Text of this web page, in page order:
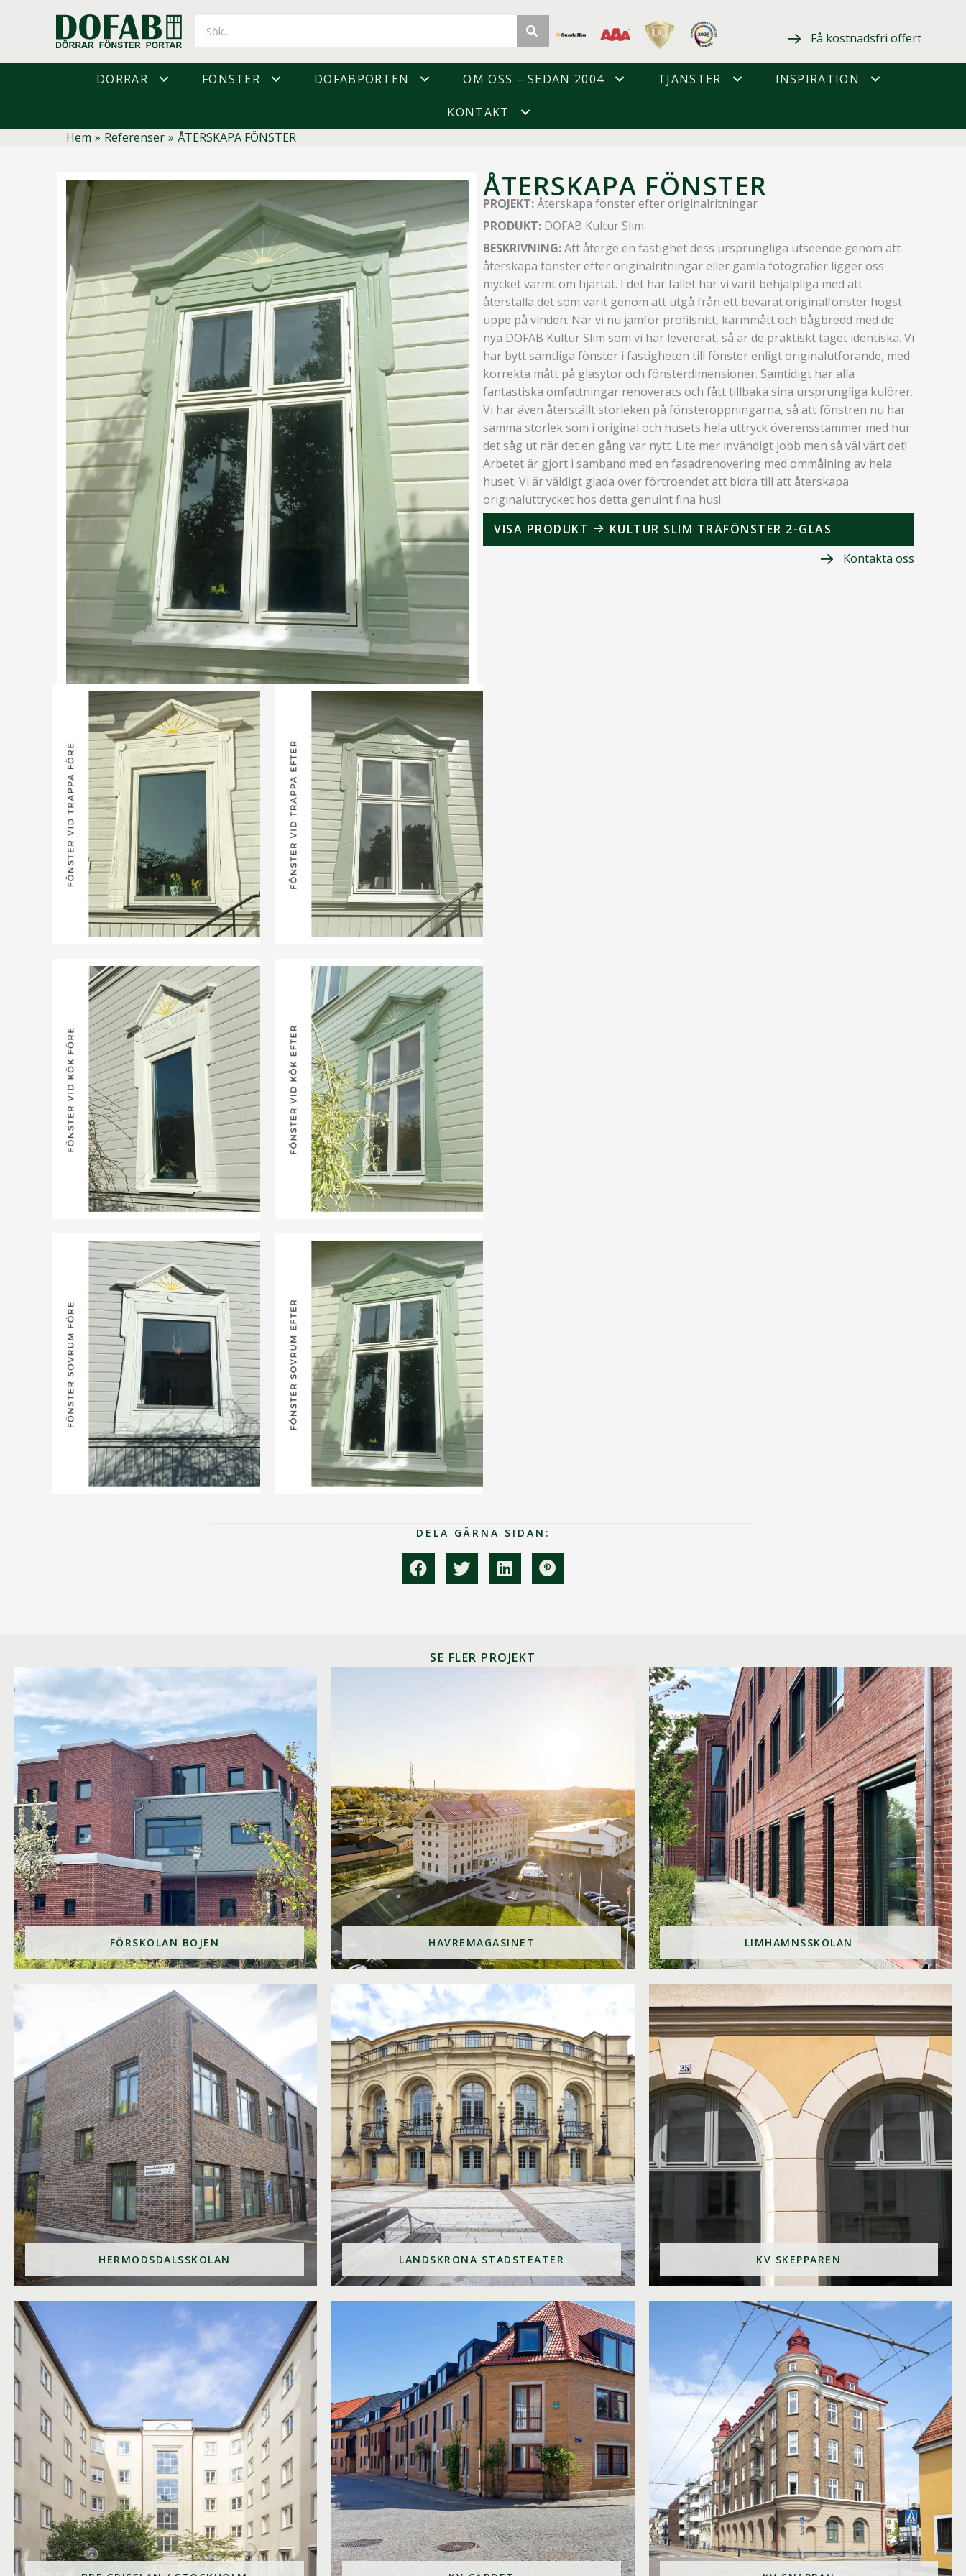
Få kostnadsfri offert
DÖRRAR FÖNSTER DOFABPORTEN OM OSS – SEDAN 2004 TJÄNSTER INSPIRATION
KONTAKT
Hem » Referenser » ÅTERSKAPA FÖNSTER
ÅTERSKAPA FÖNSTER
PROJEKT:Återskapa fönster efter originalritningar
PRODUKT: DOFAB Kultur Slim
BESKRIVNING:Att återge en fastighet dess ursprungliga utseende genom att
återskapa fönster efter originalritningar eller gamla fotografier ligger oss
mycket varmt om hjärtat. I det här fallet har vi varit behjälpliga med att
återställa det som varit genom att utgå från ett bevarat originalfönster högst
uppe på vinden. När vi nu jämför profilsnitt, karmmått och bågbredd med de
nya DOFAB Kultur Slim som vi har levererat, så är de praktiskt taget identiska. Vi
har bytt samtliga fönster i fastigheten till fönster enligt originalutförande, med
korrekta mått på glasytor och fönsterdimensioner. Samtidigt har alla
fantastiska omfattningar renoverats och fått tillbaka sina ursprungliga kulörer.
Vi har även återställt storleken på fönsteröppningarna, så att fönstren nu har
samma storlek som i original och husets hela uttryck överensstämmer med hur
det såg ut när det en gång var nytt. Lite mer invändigt jobb men så väl värt det!
Arbetet är gjort i samband med en fasadrenovering med ommålning av hela
huset. Vi är väldigt glada över förtroendet att bidra till att återskapa
originaluttrycket hos detta genuint fina hus!
VISA PRODUKT
KULTUR SLIM TRÄFÖNSTER 2-GLAS
Kontakta oss
DELA GÄRNA SIDAN:
SE FLER PROJEKT
FÖRSKOLAN BOJEN HAVREMAGASINET LIMHAMNSSKOLAN
HERMODSDALSSKOLAN LANDSKRONA STADSTEATER KV SKEPPAREN